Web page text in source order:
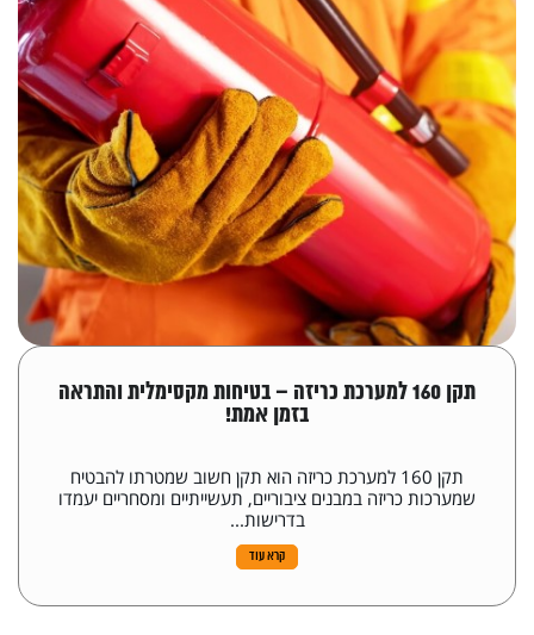
תקן 160 למערכת כריזה – בטיחות מקסימלית והתראה
בזמן אמת!
תקן 160 למערכת כריזה הוא תקן חשוב שמטרתו להבטיח
שמערכות כריזה במבנים ציבוריים, תעשייתיים ומסחריים יעמדו
בדרישות...
קרא עוד